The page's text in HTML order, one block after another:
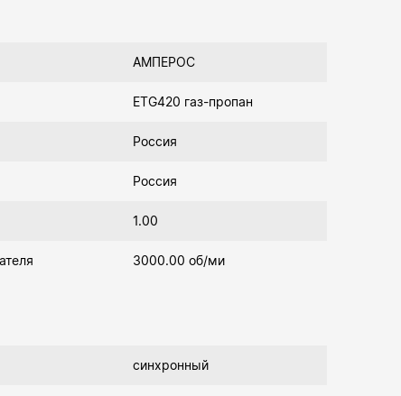
АМПЕРОС
ETG420 газ-пропан
Россия
Россия
1.00
3000.00 об/ми
синхронный